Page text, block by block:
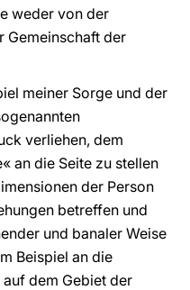
weder von der
Gemeinschaft der
meiner Sorge und der
verliehen, dem
an die Seite zu stellen
der Person
betreffen und
und banaler Weise
Beispiel an die
dem Gebiet der